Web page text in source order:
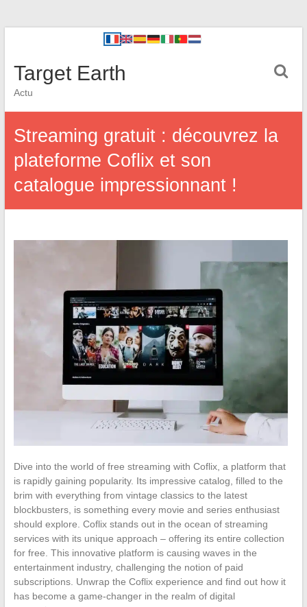
Target Earth
Actu
Streaming gratuit : découvrez la
plateforme Coflix et son
catalogue impressionnant !
Dive into the world of free streaming with Coflix, a platform that
is rapidly gaining popularity. Its impressive catalog, filled to the
brim with everything from vintage classics to the latest
blockbusters, is something every movie and series enthusiast
should explore. Coflix stands out in the ocean of streaming
services with its unique approach – offering its entire collection
for free. This innovative platform is causing waves in the
entertainment industry, challenging the notion of paid
subscriptions. Unwrap the Coflix experience and find out how it
has become a game-changer in the realm of digital